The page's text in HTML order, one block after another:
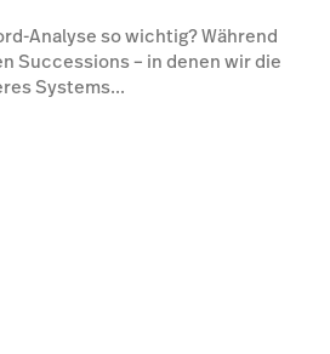
Analyse so wichtig? Während
Successions – in denen wir die
Systems...